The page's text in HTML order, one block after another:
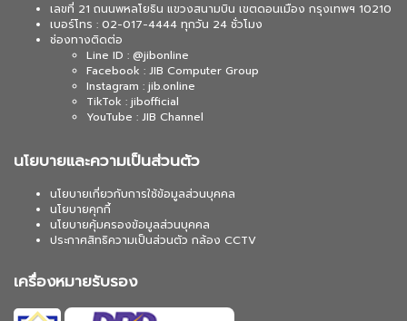
เลขที่ 21 ถนนพหลโยธิน แขวงสนามบิน เขตดอนเมือง กรุงเทพฯ 10210
เบอร์โทร : 02-017-4444 ทุกวัน 24 ชั่วโมง
ช่องทางติดต่อ
Line ID : @jibonline
Facebook : JIB Computer Group
Instagram : jib.online
TikTok : jibofficial
YouTube : JIB Channel
นโยบายและความเป็นส่วนตัว
นโยบายเกี่ยวกับการใช้ข้อมูลส่วนบุคคล
นโยบายคุกกี้
นโยบายคุ้มครองข้อมูลส่วนบุคคล
ประกาศสิทธิความเป็นส่วนตัว กล้อง CCTV
เครื่องหมายรับรอง